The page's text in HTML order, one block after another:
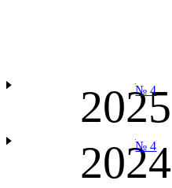
2025
№ 4
2024
№ 4